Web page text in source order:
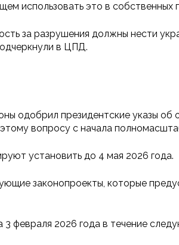
использовать это в собственных
за разрушения должны нести
в ЦПД.
одобрил президентские указы об
вопросу с начала
установить до 4 мая 2026 года.
законопроекты, которые
февраля 2026 года в течение